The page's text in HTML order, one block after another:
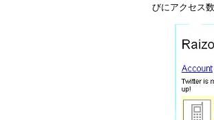
びにアクセス